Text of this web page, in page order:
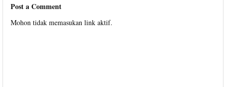
Post a Comment
Mohon tidak memasukan link aktif.